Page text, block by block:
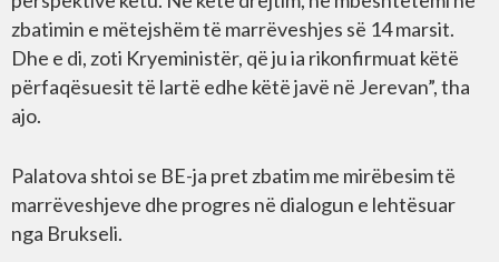
zbatimin e mëtejshëm të marrëveshjes së 14 marsit.
Dhe e di, zoti Kryeministër, që ju ia rikonfirmuat këtë
përfaqësuesit të lartë edhe këtë javë në Jerevan”, tha
ajo.
Palatova shtoi se BE-ja pret zbatim me mirëbesim të
marrëveshjeve dhe progres në dialogun e lehtësuar
nga Brukseli.